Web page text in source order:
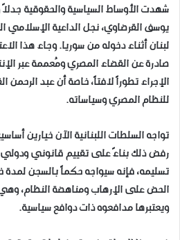
شهدت الأوساط السياسية والحقوقية جدلاً
يوسف القرضاوي، نجل الداعية الإسلامي
لبنان أثناء دخوله من سوريا. وجاء هذا
صادرة عن القضاء المصري ومُعممة عبر
الإجراء تطوراً لافتاً، خاصة أن عبد الرحمن
للنظام المصري وسياساته.
تواجه السلطات اللبنانية الآن خيارين
رفض ذلك بناءً على تقييم قانوني
تسليمه، فإنه سيواجه حكماً بالسجن
الحض على الإرهاب ومناهضة النظام،
ويعتبرها مدافعوه ذات دوافع سياسية.